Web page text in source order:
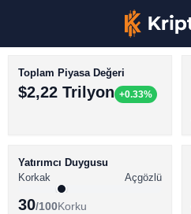
BİTCOİN HABERLERİ
ALTCOİN HABERLERİ
Toplam Piyasa Değeri
$2,22 Trilyon +0.33%
Yatırımcı Duygusu
Korkak
Açgözlü
30/100Korku